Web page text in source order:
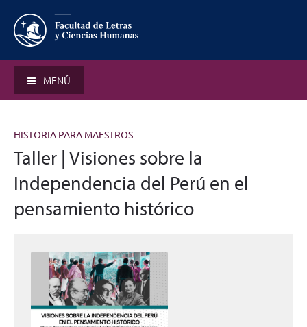
MENÚ
HISTORIA PARA MAESTROS
Taller | Visiones sobre la
Independencia del Perú en el
pensamiento histórico